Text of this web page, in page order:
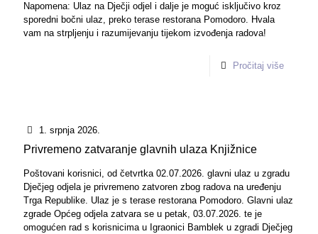
Napomena: Ulaz na Dječji odjel i dalje je moguć isključivo kroz
sporedni bočni ulaz, preko terase restorana Pomodoro. Hvala
vam na strpljenju i razumijevanju tijekom izvođenja radova!
Pročitaj više
1. srpnja 2026.
Privremeno zatvaranje glavnih ulaza Knjižnice
Poštovani korisnici, od četvrtka 02.07.2026. glavni ulaz u zgradu
Dječjeg odjela je privremeno zatvoren zbog radova na uređenju
Trga Republike. Ulaz je s terase restorana Pomodoro. Glavni ulaz
zgrade Općeg odjela zatvara se u petak, 03.07.2026. te je
omogućen rad s korisnicima u Igraonici Bamblek u zgradi Dječjeg